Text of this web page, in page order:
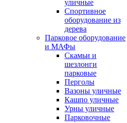
уличные
Спортивное
оборудование из
дерева
Парковое оборудование
и МАФы
Скамьи и
шезлонги
парковые
Перголы
Вазоны уличные
Кашпо уличные
Урны уличные
Парковочные